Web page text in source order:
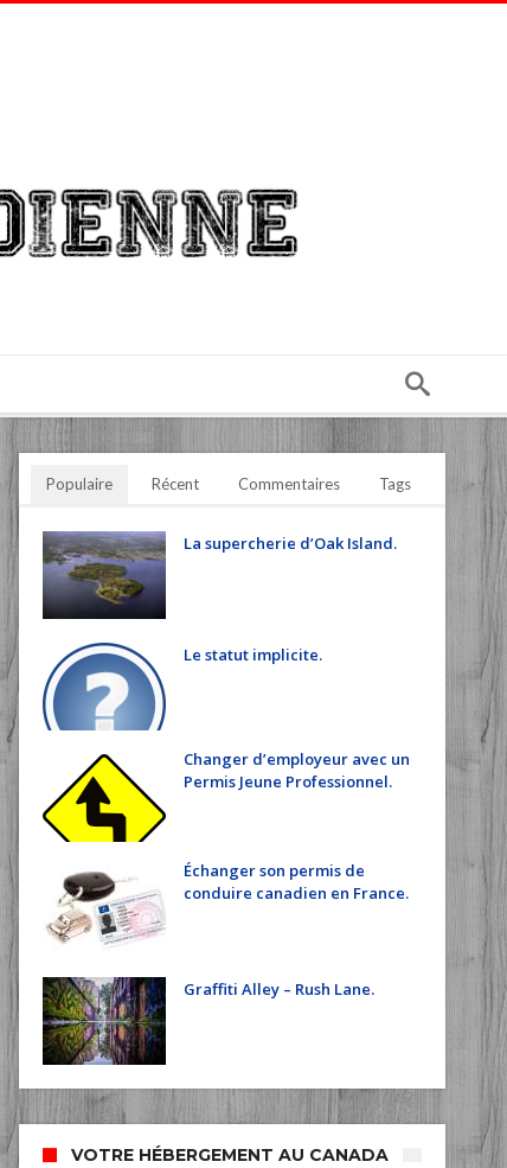
Populaire Récent Commentaires Tags
La supercherie d’Oak Island.
Le statut implicite.
Changer d’employeur avec un
Permis Jeune Professionnel.
Échanger son permis de
conduire canadien en France.
Graffiti Alley – Rush Lane.
VOTRE HÉBERGEMENT AU CANADA